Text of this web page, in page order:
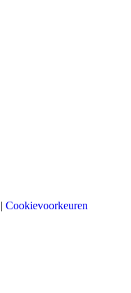
| Cookievoorkeuren